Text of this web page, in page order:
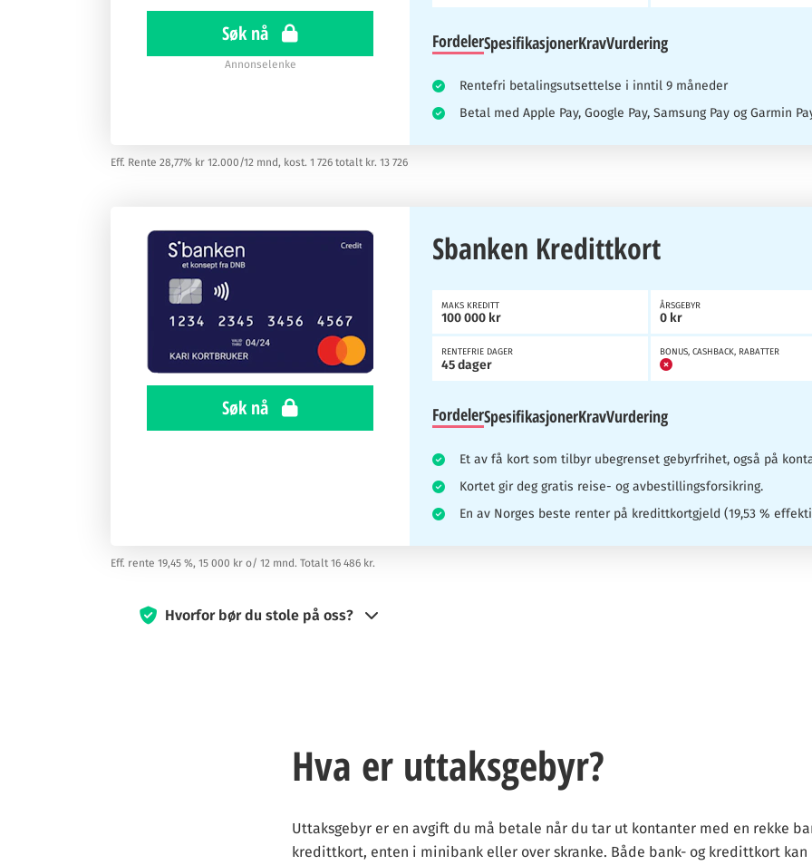
Søk nå
Annonselenke
FordelerSpesifikasjonerKravVurdering
Rentefri betalingsutsettelse i inntil 9 måneder
Betal med Apple Pay, Google Pay, Samsung Pay og Garmin
Eff. Rente 28,77% kr 12.000/12 mnd, kost. 1 726 totalt kr. 13 726
Søk nå
Sbanken Kredittkort
MAKS KREDITT
100 000 kr
ÅRSGEBYR
0 kr
RENTEFRIE DAGER
45 dager
BONUS, CASHBACK, RABATTER
FordelerSpesifikasjonerKravVurdering
Et av få kort som tilbyr ubegrenset gebyrfrihet, også på
Kortet gir deg gratis reise- og avbestillingsforsikring.
En av Norges beste renter på kredittkortgjeld (19,53 %
Eff. rente 19,45 %, 15 000 kr o/ 12 mnd. Totalt 16 486 kr.
Hvorfor bør du stole på oss?
Våre eksperter, med lang erfaring, tester kortene selv. Vi sikter på å gi deg klare og ærlige sammenligninger av alle
vårt mål å tilby all nødvendig informasjon slik at du kan ta kloke valg som passer din økonomi.
redaksjonelle retningslinjerkan våre lesere være trygge på at vi gir dem god og sann
Hva er uttaksgebyr?
Uttaksgebyr er en avgift du må betale når du tar ut kontanter med en rekke
kredittkort, enten i minibank eller over skranke. Både bank- og kredittkort kan